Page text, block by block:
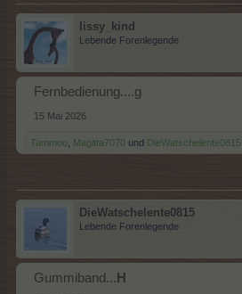
lissy_kind
Lebende Forenlegende
Fernbedienung....g
15 Mai 2026
Tammoo Magitta7070 und DieWatschelente0815
DieWatschelente0815
Lebende Forenlegende
Gummiband... H